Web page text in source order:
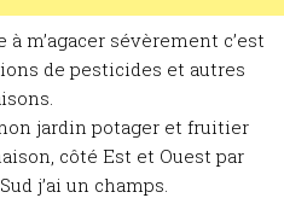
m’agacer sévèrement c’est
de pesticides et autres
jardin potager et fruitier
côté Est et Ouest par
j’ai un champs.